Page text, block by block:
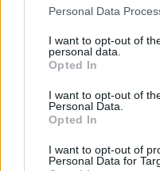
Personal Data
I want to opt-out of
personal data.
Opted In
I want to opt-out of
Personal Data.
Opted In
I want to opt-out of
Personal Data for